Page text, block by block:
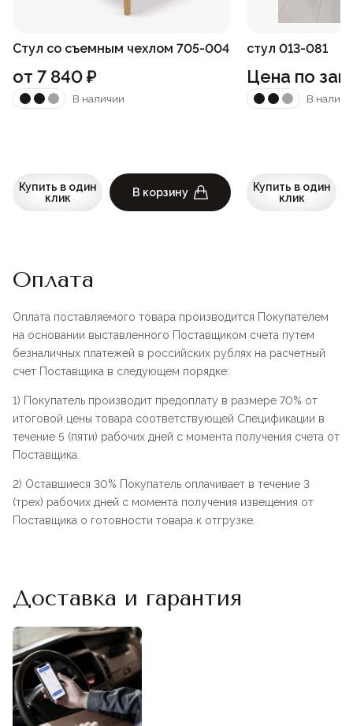
Стул со съемным чехлом 705-004
от 7 840₽
В наличии
Купить в один
клик
В корзину
стул 013-081
Цена по
В
Купить в один
клик
Оплата
Оплата поставляемого товара производится Покупателем
на основании выставленного Поставщиком счета путем
безналичных платежей в российских рублях на расчетный
счет Поставщика в следующем порядке:
1) Покупатель производит предоплату в размере 70% от
итоговой цены товара соответствующей Спецификации в
течение 5 (пяти) рабочих дней с момента получения счета от
Поставщика.
2) Оставшиеся 30% Покупатель оплачивает в течение 3
(трех) рабочих дней с момента получения извещения от
Поставщика о готовности товара к отгрузке.
Доставка и гарантия